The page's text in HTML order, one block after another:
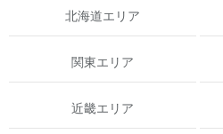
北海道エリア
関東エリア
近畿エリア